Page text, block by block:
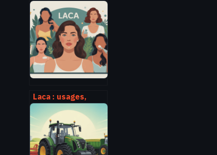
Laca : usages,
bienfaits et
précautions
autour de cet
ingrédient
cosmétique